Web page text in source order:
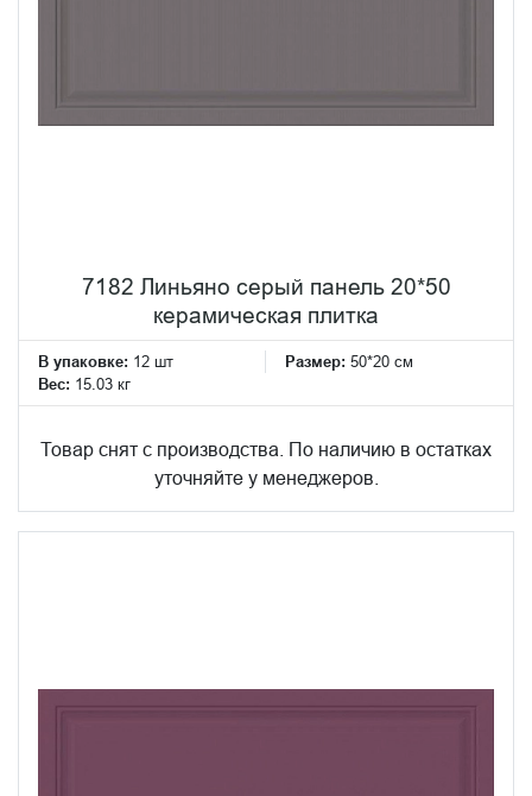
7182 Линьяно серый панель 20*50
керамическая плитка
В упаковке: 12 шт Размер: 50*20 см
Вес: 15.03 кг
Товар снят с производства. По наличию в остатках
уточняйте у менеджеров.